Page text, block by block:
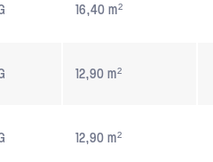
16,40 m²
12,90 m²
12,90 m²